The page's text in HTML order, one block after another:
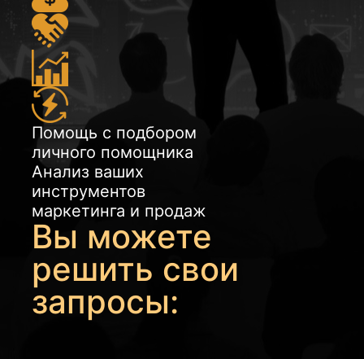
экспертность и помочь своим
опытом другим участникам
Неформальные встречи с
участниками сообщества
Спортивные и творческие
встречи клуба
Возможность получить
поддержку и силами
сообщества реализовать
свой проект
Записаться на
Гостевой визит
Помощь с подбором
личного помощника
Анализ ваших
инструментов
маркетинга и продаж
Вы можете
решить свои
запросы: